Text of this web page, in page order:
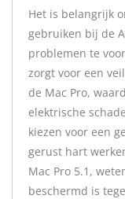
Het is belangrijk
gebruiken bij de
problemen te
zorgt voor een
de Mac Pro,
elektrische
kiezen voor een
gerust hart
Mac Pro 5.1,
beschermd is